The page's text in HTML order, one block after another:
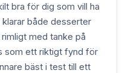
bra för dig som vill ha
både desserter
med tanke på
som ett riktigt fynd för
bäst i test till ett